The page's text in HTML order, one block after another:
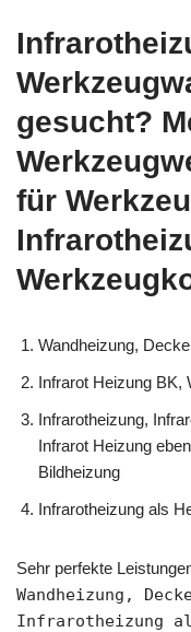
gesucht?
für
Wandheizung,
Infrarot Heizung BK,
Infrarotheizung,
Infrarot Heizung
Bildheizung
Infrarotheizung als
Sehr perfekte
Wandheizung,
Infrarotheizung